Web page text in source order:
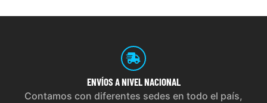
ENVÍOS A NIVEL NACIONAL
Contamos con diferentes sedes en todo el país,